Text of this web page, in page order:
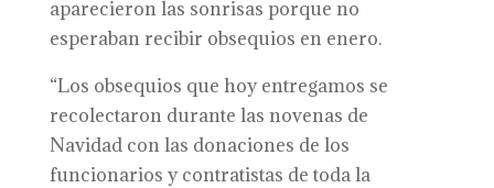
aparecieron las sonrisas porque no
esperaban recibir obsequios en enero.
“Los obsequios que hoy entregamos se
recolectaron durante las novenas de
Navidad con las donaciones de los
funcionarios y contratistas de toda la